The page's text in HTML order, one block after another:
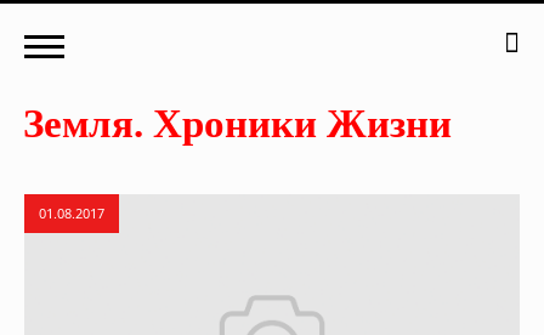
01.08.2017